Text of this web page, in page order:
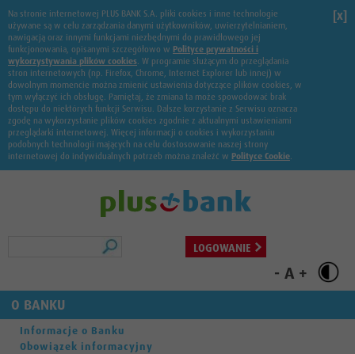
Na stronie internetowej PLUS BANK S.A. pliki cookies i inne technologie
używane są w celu zarządzania danymi użytkowników, uwierzytelnianiem,
nawigacją oraz innymi funkcjami niezbędnymi do prawidłowego jej
funkcjonowania, opisanymi szczegółowo w Polityce prywatności i
wykorzystywania plików cookies. W programie służącym do przeglądania
stron internetowych (np. Firefox, Chrome, Internet Explorer lub innej) w
dowolnym momencie można zmienić ustawienia dotyczące plików cookies, w
tym wyłączyć ich obsługę. Pamiętaj, że zmiana ta może spowodować brak
dostępu do niektórych funkcji Serwisu. Dalsze korzystanie z Serwisu oznacza
zgodę na wykorzystanie plików cookies zgodnie z aktualnymi ustawieniami
przeglądarki internetowej. Więcej informacji o cookies i wykorzystaniu
podobnych technologii mających na celu dostosowanie naszej strony
internetowej do indywidualnych potrzeb można znaleźć w Polityce Cookie.
[x]
+
A
-
LOGOWANIE
O BANKU
Informacje o Banku
Obowiązek informacyjny